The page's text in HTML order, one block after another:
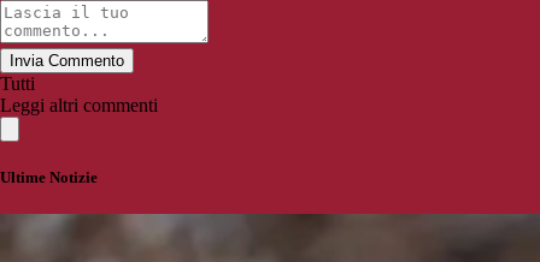
Invia Commento
Tutti
Leggi altri commenti
Ultime Notizie